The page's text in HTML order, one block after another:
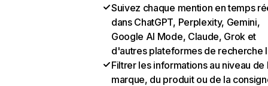
Suivez chaque mention en temps
dans ChatGPT, Perplexity, Gemini,
Google AI Mode, Claude, Grok et
d'autres plateformes de recherche
Filtrer les informations au niveau de
marque, du produit ou de la